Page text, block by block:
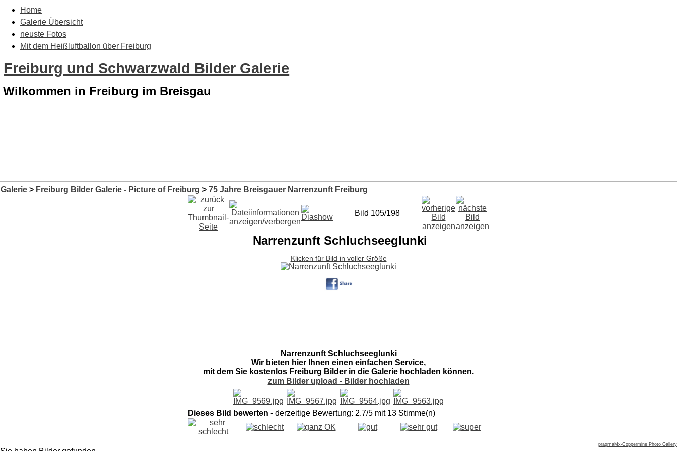
Home
Galerie Übersicht
neuste Fotos
Mit dem Heißluftballon über Freiburg
Freiburg und Schwarzwald Bilder Galerie
Wilkommen in Freiburg im Breisgau
Galerie > Freiburg Bilder Galerie - Picture of Freiburg > 75 Jahre Breisgauer Narrenzunft Freiburg
Bild 105/198
Narrenzunft Schluchseeglunki
Klicken für Bild in voller Größe
Narrenzunft Schluchseeglunki
Wir bieten hier Ihnen einen einfachen Service,
mit dem Sie kostenlos Freiburg Bilder in die Galerie hochladen können.
zum Bilder upload - Bilder hochladen
Dieses Bild bewerten - derzeitige Bewertung: 2.7/5 mit 13 Stimme(n)
pragmaMx-Coppermine Photo Gallery